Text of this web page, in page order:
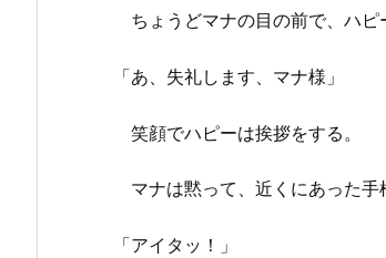
ちょうどマナの目の前で、ハピ
「あ、失礼します、マナ様」
笑顔でハピーは挨拶をする。
マナは黙って、近くにあった手
「アイタッ！」